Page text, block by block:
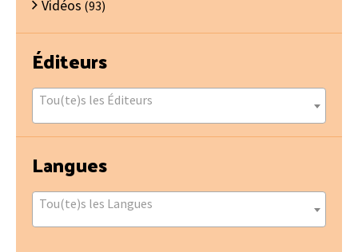
Vidéos (93)
Éditeurs
Tou(te)s les Éditeurs
Langues
Tou(te)s les Langues